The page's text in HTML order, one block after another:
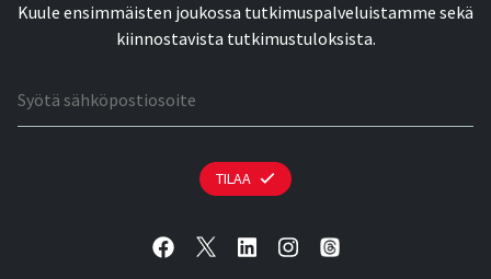
Kuule ensimmäisten joukossa tutkimuspalveluistamme sekä
kiinnostavista tutkimustuloksista.
TILAA